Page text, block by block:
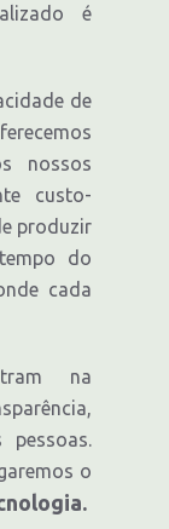
é
de
nossos
custo-
produzir
do
cada
na
pessoas.
o